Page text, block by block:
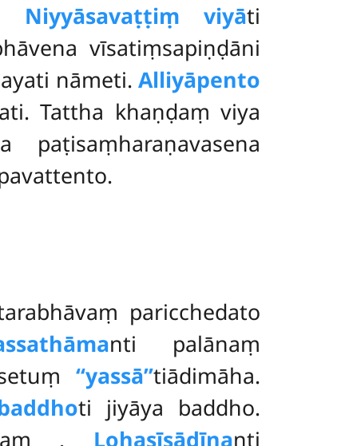
Niyyāsavaṭṭiṃ viyāti
vīsatiṃsapiṇḍāni
nāmeti.Alliyāpento
Tattha khaṇḍaṃ viya
paṭisaṃharaṇavasena
paricchedato
nti palānaṃ
‘‘yassā’’tiādimāha.
ti jiyāya baddho.
. Lohasīsādīnanti